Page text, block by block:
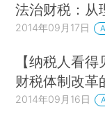
法治财税：从
2014年09月17日
【纳税人看
财税体制改革
2014年09月16日